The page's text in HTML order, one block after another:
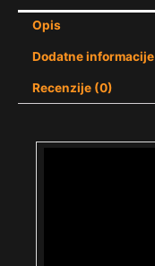
Opis
Dodatne informacije
Recenzije (0)